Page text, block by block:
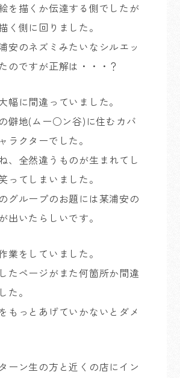
を描くか伝達する側でしたが
く側に回りました。
安のネズミみたいなシルエッ
のですが正解は・・・？
幅に間違っていました。
僻地(ムー○ン谷)に住むカバ
ラクターでした。
、全然違うものが生まれてし
ってしまいました。
グループのお題には某浦安の
出いたらしいです。
業をしていました。
たページがまた何箇所か間違
た。
もっとあげていかないとダメ
ーン生の方と近くの店にイン